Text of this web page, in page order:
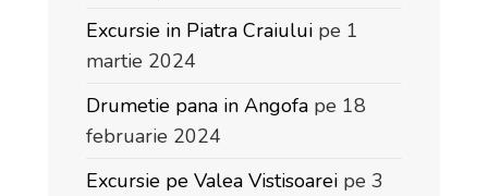
Excursie in Piatra Craiului pe 1
martie 2024
Drumetie pana in Angofa pe 18
februarie 2024
Excursie pe Valea Vistisoarei pe 3